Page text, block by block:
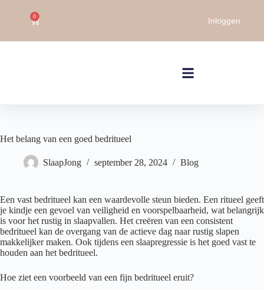
0 Inloggen
Het belang van een goed bedritueel
SlaapJong september 28, 2024 Blog
Een vast bedritueel kan een waardevolle steun bieden. Een ritueel geeft
je kindje een gevoel van veiligheid en voorspelbaarheid, wat belangrijk
is voor het rustig in slaapvallen. Het creëren van een consistent
bedritueel kan de overgang van de actieve dag naar rustig slapen
makkelijker maken. Ook tijdens een slaapregressie is het goed vast te
houden aan het bedritueel.
Hoe ziet een voorbeeld van een fijn bedritueel eruit?